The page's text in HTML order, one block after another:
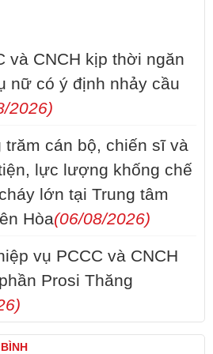
và CNCH kịp thời ngăn
nữ có ý định nhảy cầu
2026)
trăm cán bộ, chiến sĩ và
lực lượng khống chế
lớn tại Trung tâm
Hòa(06/08/2026)
vụ PCCC và CNCH
Prosi Thăng